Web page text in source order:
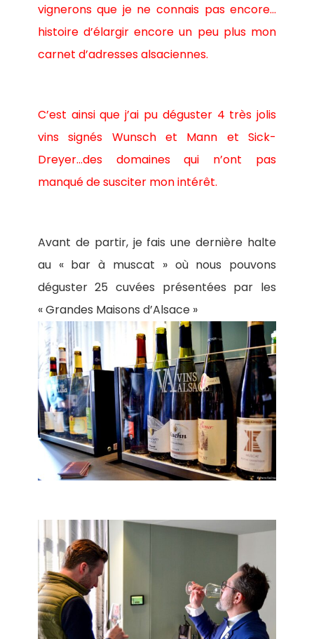
vignerons que je ne connais pas encore…
histoire d’élargir encore un peu plus mon
carnet d’adresses alsaciennes.
C’est ainsi que j’ai pu déguster 4 très jolis
vins signés Wunsch et Mann et Sick-
Dreyer…des domaines qui n’ont pas
manqué de susciter mon intérêt.
Avant de partir, je fais une dernière halte
au « bar à muscat » où nous pouvons
déguster 25 cuvées présentées par les
« Grandes Maisons d’Alsace »